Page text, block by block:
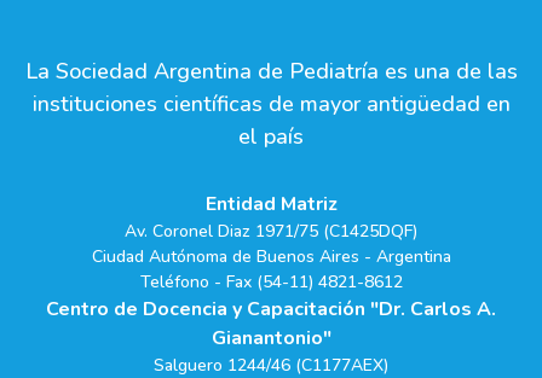
La Sociedad Argentina de Pediatría es una de las
instituciones científicas de mayor antigüedad en
el país
Entidad Matriz
Av. Coronel Diaz 1971/75 (C1425DQF)
Ciudad Autónoma de Buenos Aires - Argentina
Teléfono - Fax (54-11) 4821-8612
Centro de Docencia y Capacitación "Dr. Carlos A.
Gianantonio"
Salguero 1244/46 (C1177AEX)